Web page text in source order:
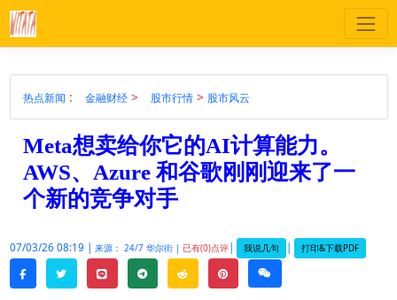
热点新闻 : 金融财经> 股市行情 > 股市风云
Meta想卖给你它的AI计算能力。
AWS、Azure 和谷歌刚刚迎来了一
个新的竞争对手
07/03/26 08:19 | 来源： 24/7 华尔街 | 已有(0)点评| 我说几句 | 打印&下载PDF
facebooktwitterline telegramreddit pinterestweixin